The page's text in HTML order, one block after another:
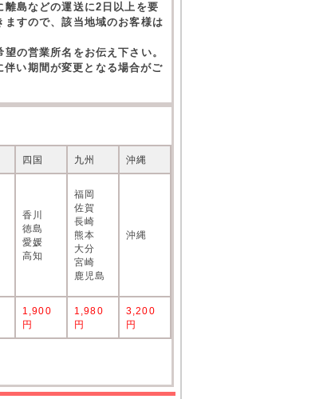
島などの運送に2日以上を要
ますので、該当地域のお客様は
の営業所名をお伝え下さい。
い期間が変更となる場合がご
四国 九州 沖縄
香川
徳島
愛媛
高知
福岡
佐賀
長崎
熊本
大分
宮崎
鹿児島
沖縄
1,900
円
1,980
円
3,200
円